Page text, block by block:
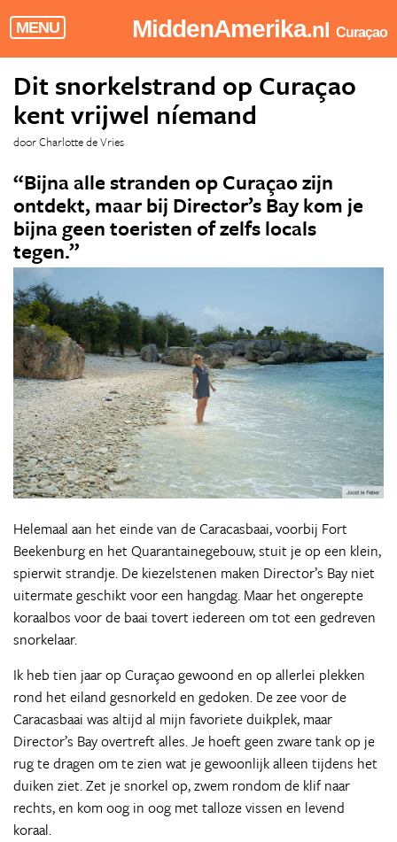
MENU MiddenAmerika.nl Curaçao
Dit snorkelstrand op Curaçao
kent vrijwel níemand
door Charlotte de Vries
“Bijna alle stranden op Curaçao zijn
ontdekt, maar bij Director’s Bay kom je
bijna geen toeristen of zelfs locals
tegen.”
Helemaal aan het einde van de Caracasbaai, voorbij Fort
Beekenburg en het Quarantainegebouw, stuit je op een klein,
spierwit strandje. De kiezelstenen maken Director’s Bay niet
uitermate geschikt voor een hangdag. Maar het ongerepte
koraalbos voor de baai tovert iedereen om tot een gedreven
snorkelaar.
Ik heb tien jaar op Curaçao gewoond en op allerlei plekken
rond het eiland gesnorkeld en gedoken. De zee voor de
Caracasbaai was altijd al mijn favoriete duikplek, maar
Director’s Bay overtreft alles. Je hoeft geen zware tank op je
rug te dragen om te zien wat je gewoonlijk alleen tijdens het
duiken ziet. Zet je snorkel op, zwem rondom de klif naar
rechts, en kom oog in oog met talloze vissen en levend
koraal.